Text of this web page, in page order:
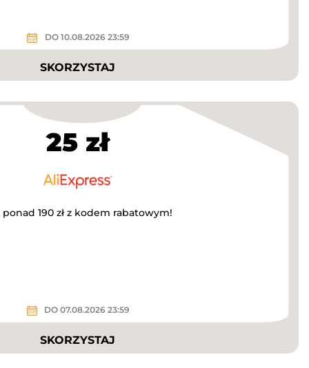
DO 10.08.2026 23:59
SKORZYSTAJ
25 zł
190 zł z kodem rabatowym!
DO 07.08.2026 23:59
SKORZYSTAJ